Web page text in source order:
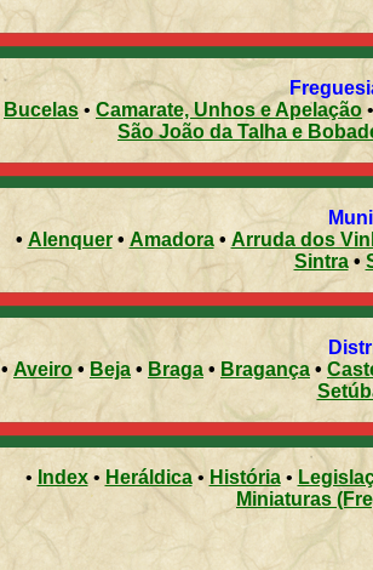
Bucelas •Camarate, Unhos e Apelação •
São João da Talha e
• Alenquer• Amadora• Arruda dos
Sintra•
•Aveiro• Beja • Braga • Bragança •
• Index• Heráldica• História •
Miniaturas